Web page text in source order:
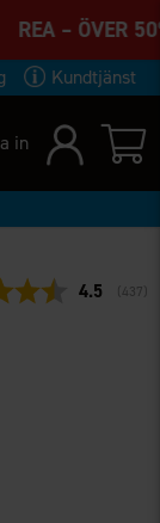
–
Kundtjänst
in
4.5 (437